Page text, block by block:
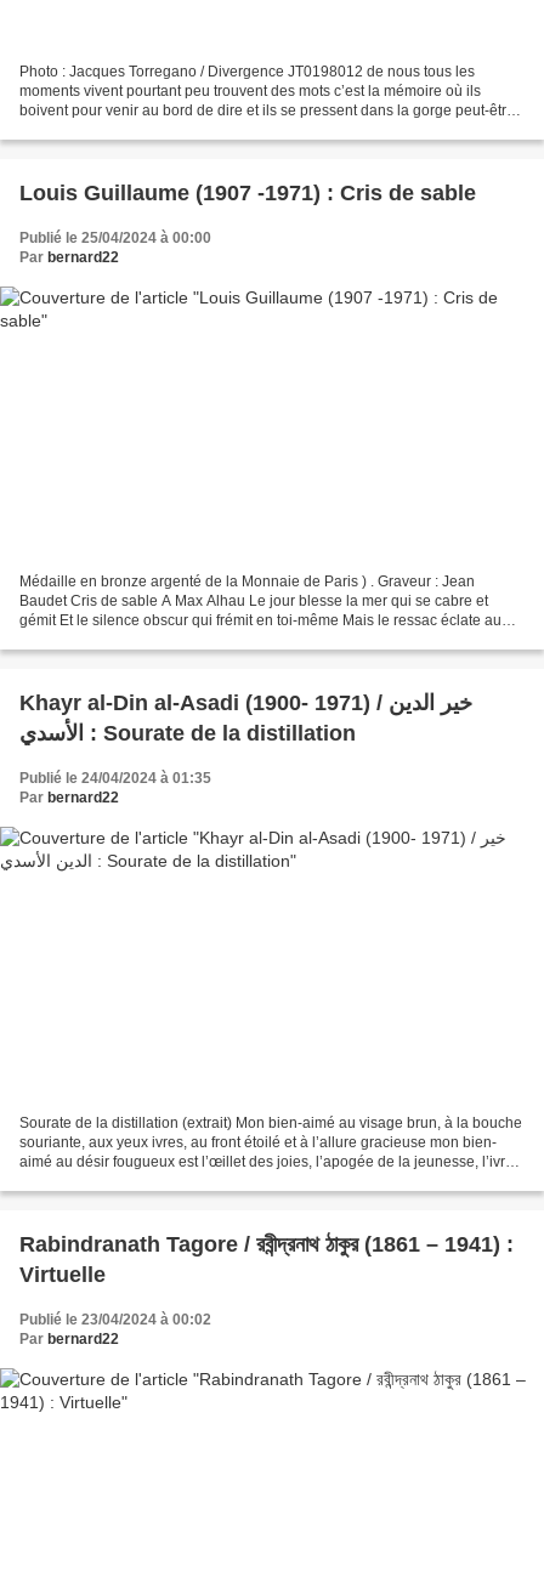
Photo : Jacques Torregano / Divergence JT0198012 de nous tous les
moments vivent pourtant peu trouvent des mots c’est la mémoire où ils
boivent pour venir au bord de dire et ils se pressent dans la gorge peut-être
Louis Guillaume (1907 -1971) : Cris de sable
Publié le 25/04/2024 à 00:00
Par bernard22
Médaille en bronze argenté de la Monnaie de Paris ) . Graveur : Jean
Baudet Cris de sable A Max Alhau Le jour blesse la mer qui se cabre et
gémit Et le silence obscur qui frémit en toi-même Mais le ressac éclate au
Khayr al-Din al-Asadi (1900- 1971) / خير الدين
الأسدي : Sourate de la distillation
Publié le 24/04/2024 à 01:35
Par bernard22
Sourate de la distillation (extrait) Mon bien-aimé au visage brun, à la bouche
souriante, aux yeux ivres, au front étoilé et à l’allure gracieuse mon bien-
aimé au désir fougueux est l’œillet des joies, l’apogée de la jeunesse, l’ivre
Rabindranath Tagore / রবীন্দ্রনাথ ঠাকুর (1861 – 1941) :
Virtuelle
Publié le 23/04/2024 à 00:02
Par bernard22